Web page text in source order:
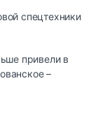
спецтехники
привели в
–